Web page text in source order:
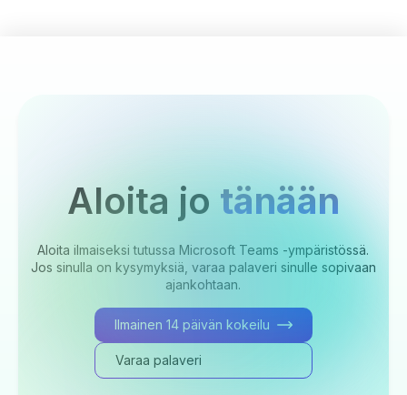
Aloita jo tänään
Aloita ilmaiseksi tutussa Microsoft Teams -ympäristössä.
Jos sinulla on kysymyksiä, varaa palaveri sinulle sopivaan
ajankohtaan.
Ilmainen 14 päivän kokeilu
Varaa palaveri